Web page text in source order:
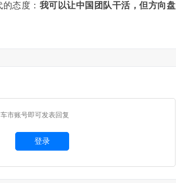
态度： 我可以让中国团队干活，但方向盘
市账号即可发表回复
登录